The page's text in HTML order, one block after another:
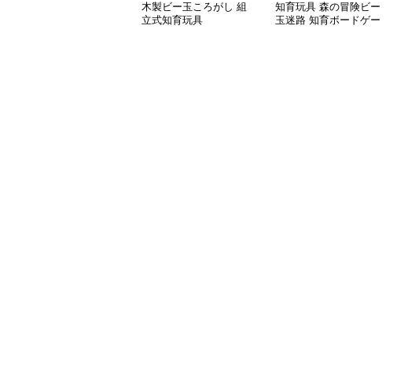
木製ビー玉ころがし 組
立式知育玩具
知育玩具 森の冒険ビー
玉迷路 知育ボードゲー